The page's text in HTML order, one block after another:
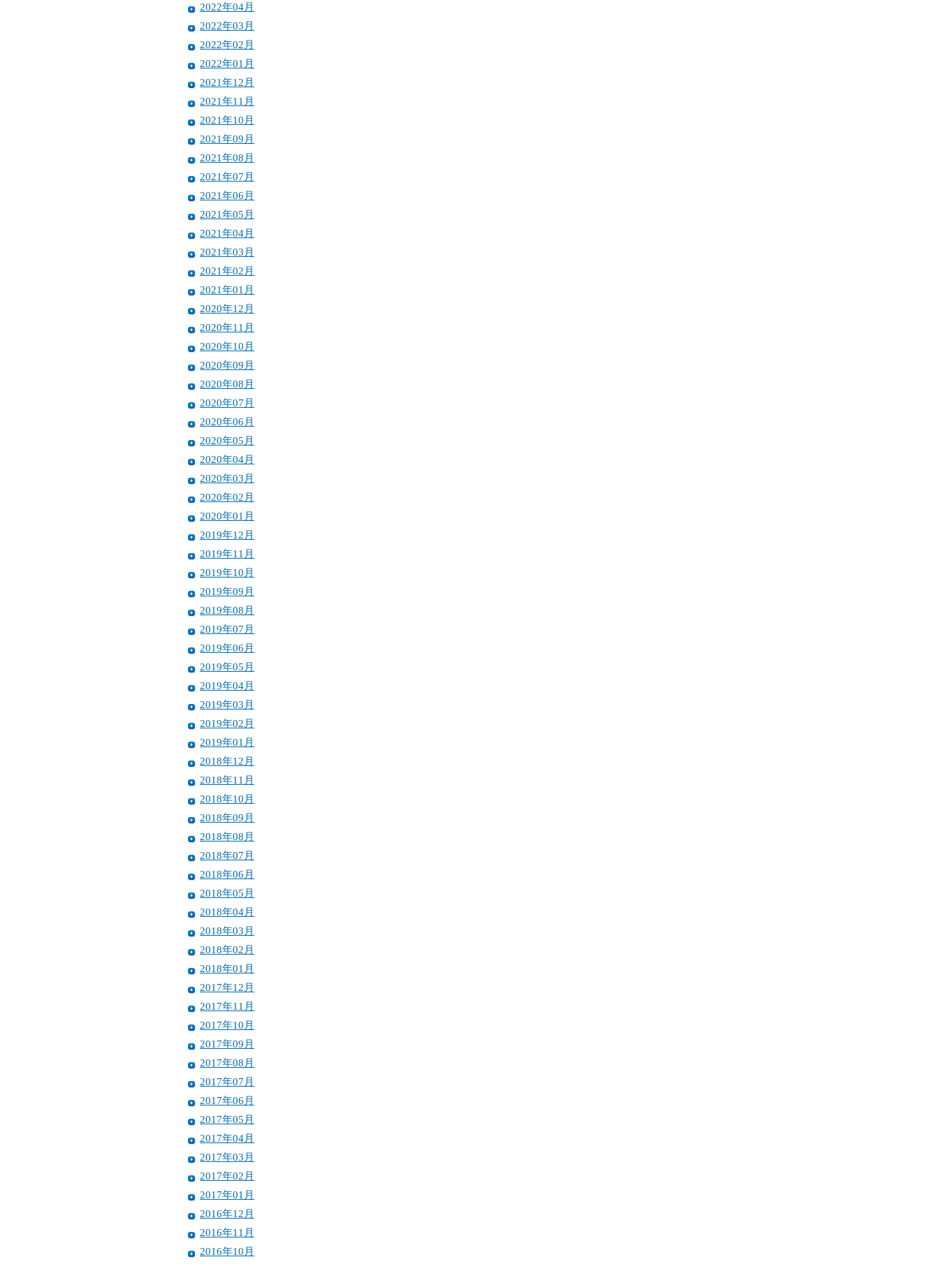
2022年04月
2022年03月
2022年02月
2022年01月
2021年12月
2021年11月
2021年10月
2021年09月
2021年08月
2021年07月
2021年06月
2021年05月
2021年04月
2021年03月
2021年02月
2021年01月
2020年12月
2020年11月
2020年10月
2020年09月
2020年08月
2020年07月
2020年06月
2020年05月
2020年04月
2020年03月
2020年02月
2020年01月
2019年12月
2019年11月
2019年10月
2019年09月
2019年08月
2019年07月
2019年06月
2019年05月
2019年04月
2019年03月
2019年02月
2019年01月
2018年12月
2018年11月
2018年10月
2018年09月
2018年08月
2018年07月
2018年06月
2018年05月
2018年04月
2018年03月
2018年02月
2018年01月
2017年12月
2017年11月
2017年10月
2017年09月
2017年08月
2017年07月
2017年06月
2017年05月
2017年04月
2017年03月
2017年02月
2017年01月
2016年12月
2016年11月
2016年10月